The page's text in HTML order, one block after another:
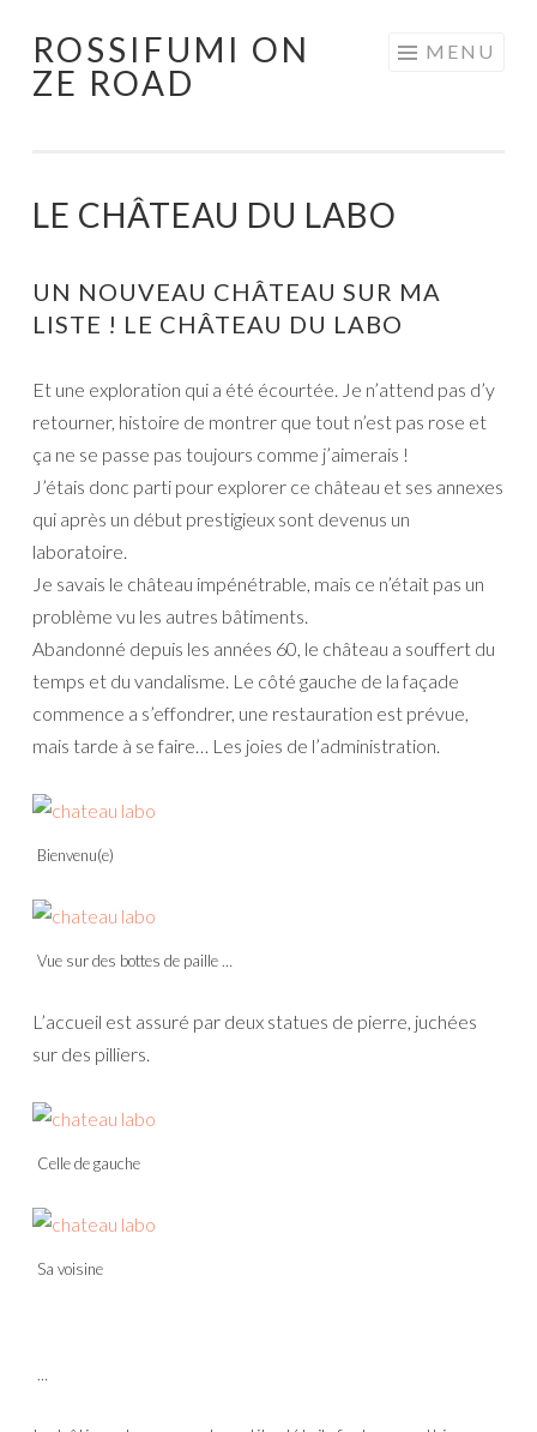
Aller
au
ROSSIFUMI ON
ZE ROAD
MENU
LE CHÂTEAU DU LABO
UN NOUVEAU CHÂTEAU SUR MA
LISTE ! LE CHÂTEAU DU LABO
Et une exploration qui a été écourtée. Je n’attend pas d’y
retourner, histoire de montrer que tout n’est pas rose et
ça ne se passe pas toujours comme j’aimerais !
J’étais donc parti pour explorer ce château et ses annexes
qui après un début prestigieux sont devenus un
laboratoire.
Je savais le château impénétrable, mais ce n’était pas un
problème vu les autres bâtiments.
Abandonné depuis les années 60, le château a souffert du
temps et du vandalisme. Le côté gauche de la façade
commence a s’effondrer, une restauration est prévue,
mais tarde à se faire… Les joies de l’administration.
Bienvenu(e)
Vue sur des bottes de paille …
L’accueil est assuré par deux statues de pierre, juchées
sur des pilliers.
Celle de gauche
Sa voisine
…